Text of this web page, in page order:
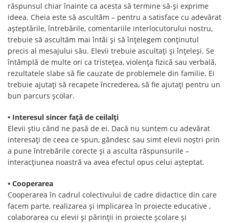
răspunsul chiar înainte ca acesta să termine să-și exprime
ideea. Cheia este să ascultăm – pentru a satisface cu adevărat
așteptările, întrebările, comentariile interlocutorului nostru,
trebuie să ascultăm mai întâi și să înțelegem conținutul
precis al mesajului său. Elevii trebuie ascultați și înțeleși. Se
întâmplă de multe ori ca tristețea, violența fizică sau verbală,
rezultatele slabe să fie cauzate de problemele din familie. Ei
trebuie ajutați să recapete încrederea, să fie ajutați pentru un
bun parcurs școlar.
• Interesul sincer față de ceilalți
Elevii știu când ne pasă de ei. Dacă nu suntem cu adevărat
interesați de ceea ce spun, gândesc sau simt elevii noștri prin
a pune întrebările corecte și a asculta răspunsurile –
interacțiunea noastră va avea efectul opus celui așteptat.
• Cooperarea
Cooperarea în cadrul colectivului de cadre didactice din care
facem parte, realizarea și implicarea în proiecte educative ,
colaborarea cu elevii și părinții in proiecte școlare și